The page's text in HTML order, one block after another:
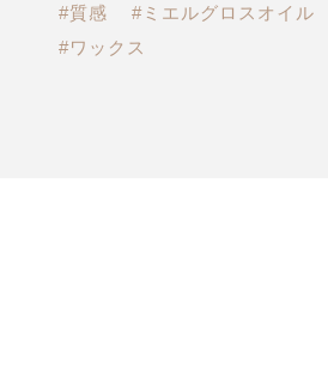
#質感
#ミエルグロスオイル
#ワックス